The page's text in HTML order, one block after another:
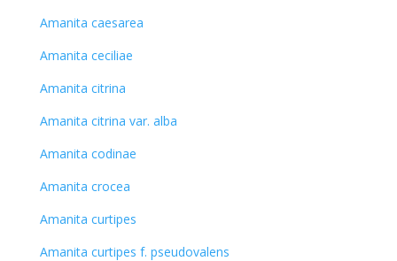
Amanita caesarea
Amanita ceciliae
Amanita citrina
Amanita citrina var. alba
Amanita codinae
Amanita crocea
Amanita curtipes
Amanita curtipes f. pseudovalens